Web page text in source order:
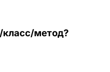
класс/метод?